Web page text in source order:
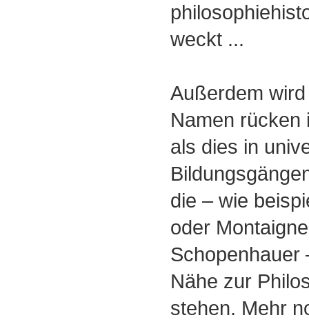
weckt ...
Außerdem
Namen rücken
als dies in
die – wie
oder
Schopenhauer
Nähe zur
stehen. Mehr